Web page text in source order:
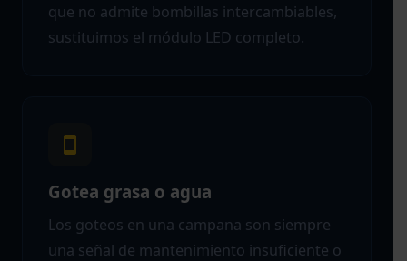
que no admite bombillas intercambiables,
sustituimos el módulo LED completo.
Gotea grasa o agua
Los goteos en una campana son siempre
una señal de mantenimiento insuficiente o